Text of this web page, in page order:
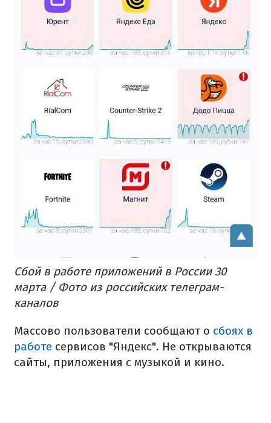
Сбой в работе приложений в России 30
марта / Фото из российских телеграм-
каналов
Массово пользователи сообщают о сбоях в
работе сервисов "Яндекс". Не открываются
сайты, приложения с музыкой и кино.